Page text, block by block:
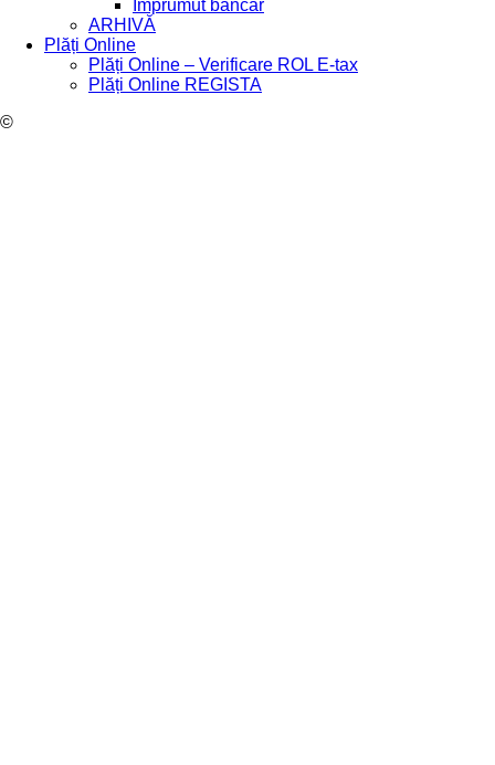
Împrumut bancar
ARHIVĂ
Plăți Online
Plăți Online – Verificare ROL E-tax
Plăți Online REGISTA
©